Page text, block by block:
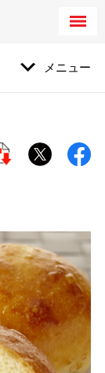
メニュー